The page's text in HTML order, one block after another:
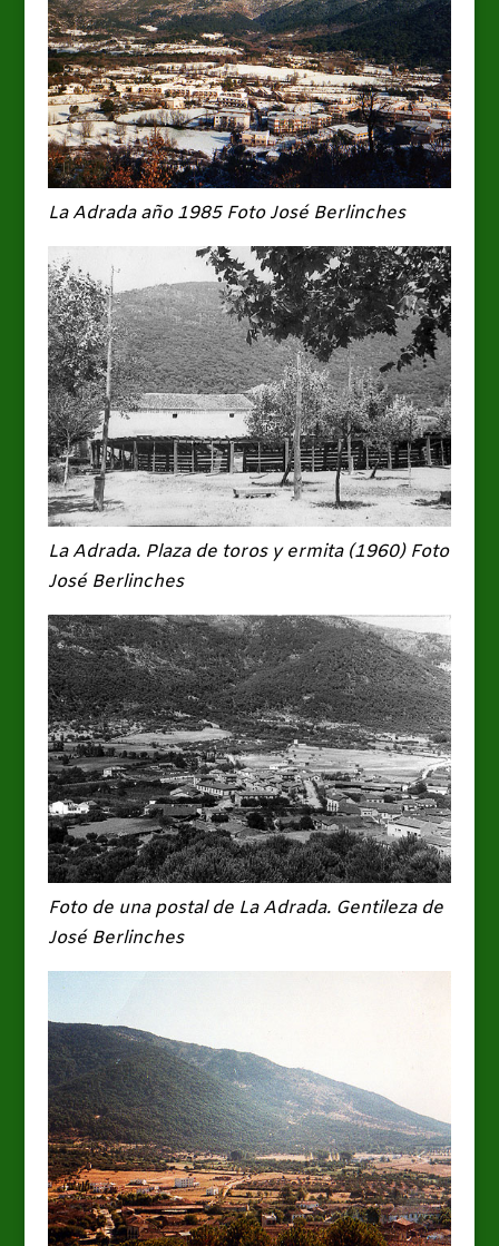
La Adrada año 1985 Foto José Berlinches
La Adrada. Plaza de toros y ermita (1960) Foto
José Berlinches
Foto de una postal de La Adrada. Gentileza de
José Berlinches